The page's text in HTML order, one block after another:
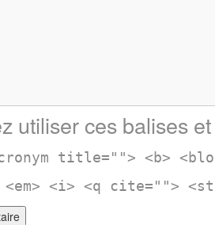
utiliser ces balises
title=""> <b>
<em> <i> <q cite="">